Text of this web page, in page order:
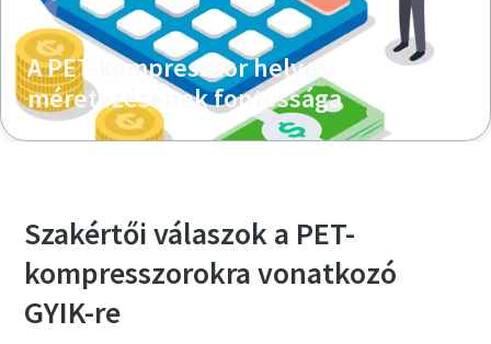
A PET-kompresszor helyes
méretezésének fontossága
Szakértői válaszok a PET-
kompresszorokra vonatkozó
GYIK-re